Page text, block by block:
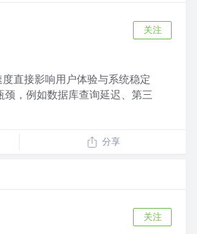
关注
直接影响用户体验与系统稳定
，例如数据库查询延迟、第三
分享
关注